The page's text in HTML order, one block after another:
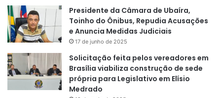
Presidente da Câmara de Ubaíra,
Toinho do Ônibus, Repudia Acusações
e Anuncia Medidas Judiciais
17 de junho de 2025
Solicitação feita pelos vereadores em
Brasília viabiliza construção de sede
própria para Legislativo em Elísio
Medrado